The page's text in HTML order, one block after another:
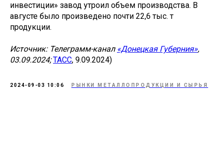
инвестиции» завод утроил объем производства. В
августе было произведено почти 22,6 тыс. т
продукции.
Источник: Телеграмм-канал «Донецкая Губерния»,
03.09.2024;ТАСС, 9.09.2024)
2024-09-03 10:06 РЫНКИ МЕТАЛЛОПРОДУКЦИИ И СЫРЬЯ